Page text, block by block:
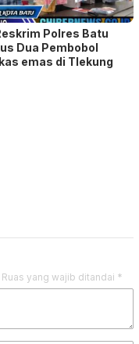
Polres Batu
Dua Pembobol
emas di Tlekung
Ruas yang wajib ditandai *